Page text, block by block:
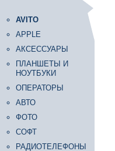
AVITO
APPLE
АКСЕССУАРЫ
ПЛАНШЕТЫ И
НОУТБУКИ
ОПЕРАТОРЫ
АВТО
ФОТО
СОФТ
РАДИОТЕЛЕФОНЫ